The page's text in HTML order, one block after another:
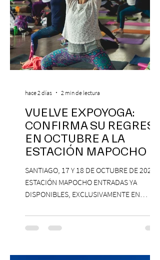
VUELVE EXPOYOGA:
CONFIRMA SU REGRESO
EN OCTUBRE A LA
ESTACIÓN MAPOCHO
SANTIAGO, 17 Y 18 DE OCTUBRE DE 2026,
ESTACIÓN MAPOCHO ENTRADAS YA
DISPONIBLES, EXCLUSIVAMENTE EN
con una edición renovada que reunirá
yoga, bienestar y vida consciente, con la
Antonella Orsini, Yoga Woman y más
hace 2 días 2 min de lectura